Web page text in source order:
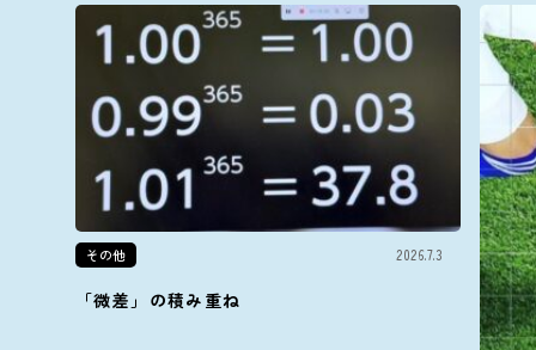
その他 2026.7.3
「微差」の積み重ね